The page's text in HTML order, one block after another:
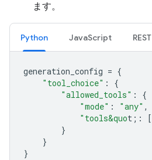
ます。
Python JavaScript REST
generation_config = {
"tool_choice" :
{
"allowed_tools" :
{
"mode" : "any" ,
"tools&quot; : [
}
}
}